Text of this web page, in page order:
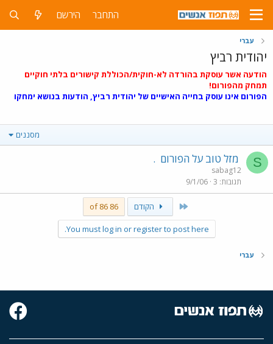
התחבר הירשם
עברי
יהודית רביץ
הודעה אשר עוסקת בהורדה לא-חוקית/הכוללת קישורים בלתי חוקיים
תמחק מהפורום!
הפורום אינו עוסק בחייה האישיים של יהודית רביץ, הודעות בנושא ימחקו
מסננים
S מזל טוב על הפורום .
sabag12
תגובות 3
9/1/06
First הקודם 86 of 86
You must log in or register to post here.
עברי